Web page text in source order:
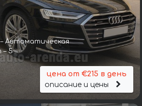
Автоматическая
– 5
цена от €215 в день
описание и цены